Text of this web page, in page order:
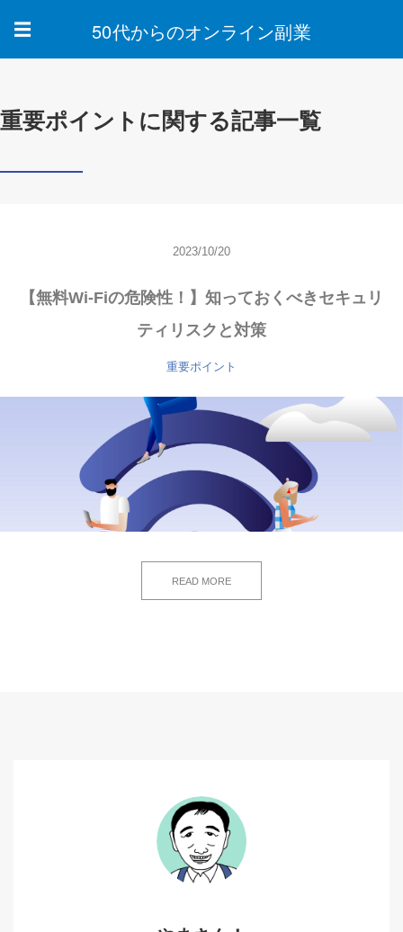
☰ 50代からのオンライン副業
重要ポイントに関する記事一覧
2023/10/20
【無料Wi-Fiの危険性！】知っておくべきセキュリ
ティリスクと対策
重要ポイント
READ MORE